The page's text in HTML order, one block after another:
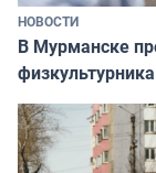
НОВОСТИ
В Мурманске
физкультурника